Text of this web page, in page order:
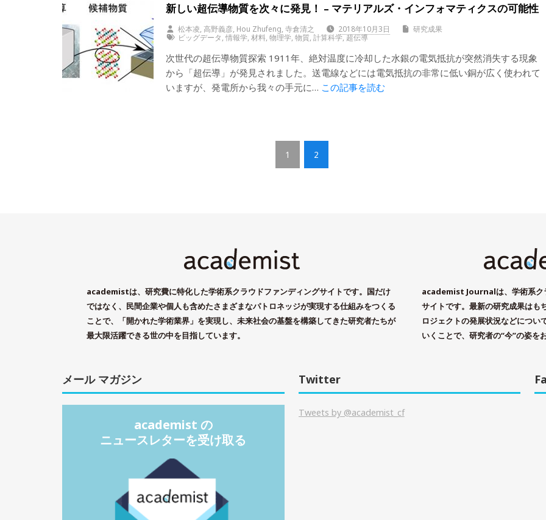
新しい超伝導物質を次々に発見！ – マテリアルズ・インフォマティクスの可能性
松本凌, 高野義彦, Hou Zhufeng, 寺倉清之 2018年10月3日
研究成果
ビッグデータ,情報学,材料,物理学,物質,計算科学,超伝導
次世代の超伝導物質探索 1911年、絶対温度に冷却した水銀の電気抵抗が突然消失する現象
から「超伝導」が発見されました。送電線などには電気抵抗の非常に低い銅が広く使われて
いますが、発電所から我々の手元に… この記事を読む
1 2
academistは、研究費に特化した学術系クラウドファンディングサイトです。国だけ
ではなく、民間企業や個人も含めたさまざまなパトロネッジが実現する仕組みをつくる
ことで、「開かれた学術業界」を実現し、未来社会の基盤を構築してきた研究者たちが
最大限活躍できる世の中を目指しています。
academist Journalは、学術系ク
サイトです。最新の研究成果は
ロジェクトの発展状況などについ
いくことで、研究者の“今”の姿を
メール マガジン
academist の
ニュースレターを受け取る
Twitter
Tweets by @academist_cf